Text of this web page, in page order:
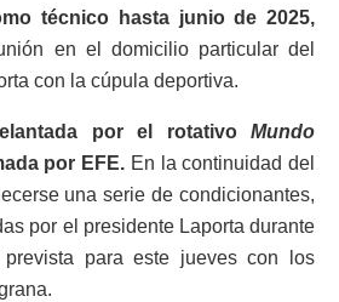
técnico hasta junio de 2025,
en el domicilio particular del
con la cúpula deportiva.
por el rotativo Mundo
por EFE. En la continuidad del
una serie de condicionantes,
por el presidente Laporta durante
prevista para este jueves con los